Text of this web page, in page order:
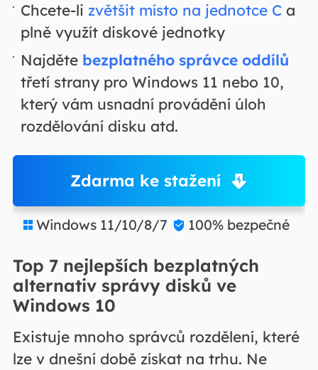
Chcete-li zvětšit místo na jednotce C a
plně využít diskové jednotky
Najděte bezplatného správce oddílů
třetí strany pro Windows 11 nebo 10,
který vám usnadní provádění úloh
rozdělování disku atd.
Zdarma ke stažení
 Windows 11/10/8/7  100% bezpečné
Top 7 nejlepších bezplatných
alternativ správy disků ve
Windows 10
Existuje mnoho správců rozdělení, které
lze v dnešní době získat na trhu. Ne